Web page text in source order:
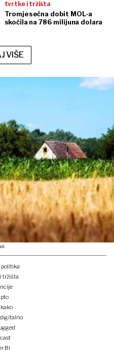
tvrtke i tržišta
Tromjesečna dobit MOL-a
skočila na 786 milijuna dolara
VIŠE
politika
tržišta
BI